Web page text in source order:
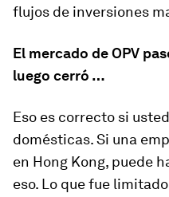
flujos de inversiones
El mercado de OPV
luego cerró …
Eso es correcto si
domésticas. Si una
en Hong Kong, puede
eso. Lo que fue